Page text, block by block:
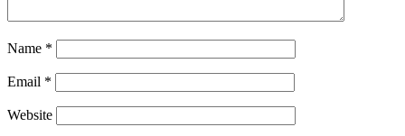
Name *
Email *
Website